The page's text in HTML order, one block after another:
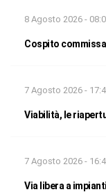
8 Agosto 2026 -
Cospito
7 Agosto 2026 -
Viabilità, le
7 Agosto 2026 -
Via libera a